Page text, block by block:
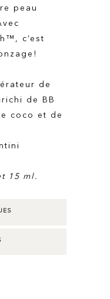
peau
c’est
de
de BB
coco et de
15 ml.